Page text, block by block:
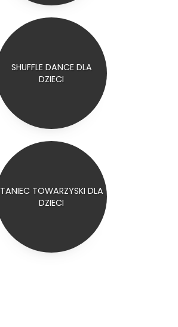
SHUFFLE DANCE DLA
DZIECI
TANIEC TOWARZYSKI DLA
DZIECI